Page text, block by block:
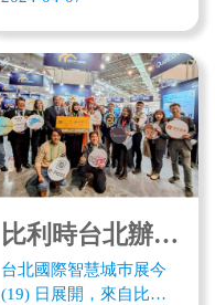
裸視虎爺從四樓高空擲
出數位錢母，民眾祼視
數位錢母就從天而降，
3D 畫面栩栩如繪。民眾
可拿起手機接獲數位錢
母，並在線上擲筊求好
運，點亮平安燈，嘉義
場開箱，並藉由平安燈
福。
比利時台北辦事處與嘉義縣文化科技創新基地交流 共同推動雙邊文化科技合作
台北國際智慧城巿展今
(19) 日展開，來自比利